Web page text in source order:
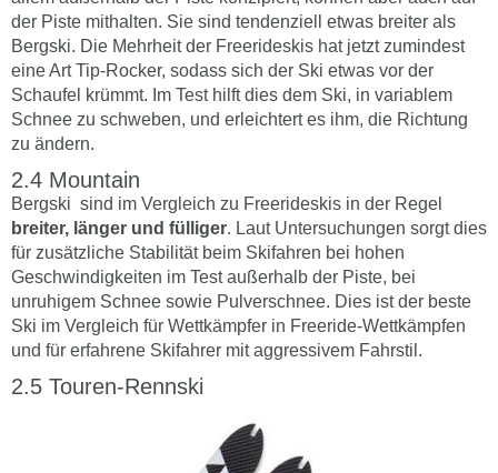
der Piste mithalten. Sie sind tendenziell etwas breiter als
Bergski. Die Mehrheit der Freerideskis hat jetzt zumindest
eine Art Tip-Rocker, sodass sich der Ski etwas vor der
Schaufel krümmt. Im Test hilft dies dem Ski, in variablem
Schnee zu schweben, und erleichtert es ihm, die Richtung
zu ändern.
Mountain
Bergski sind im Vergleich zu Freerideskis in der Regel
breiter, länger und fülliger. Laut Untersuchungen sorgt dies
für zusätzliche Stabilität beim Skifahren bei hohen
Geschwindigkeiten im Test außerhalb der Piste, bei
unruhigem Schnee sowie Pulverschnee. Dies ist der beste
Ski im Vergleich für Wettkämpfer in Freeride-Wettkämpfen
und für erfahrene Skifahrer mit aggressivem Fahrstil.
Touren-Rennski